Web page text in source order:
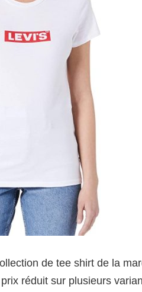
de tee shirt de la
réduit sur plusieurs